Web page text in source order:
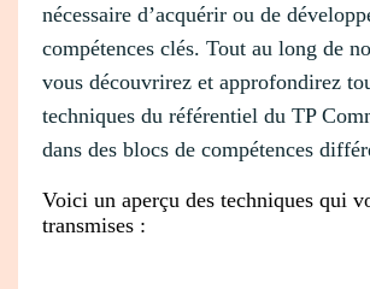
nécessaire d’acquérir ou de
compétences clés. Tout au long de
vous découvrirez et approfondirez
techniques du référentiel du TP
dans des blocs de compétences
Voici un aperçu des techniques qui
transmises :